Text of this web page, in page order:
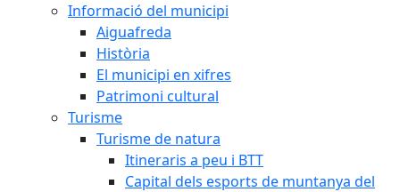
Informació del municipi
Aiguafreda
Història
El municipi en xifres
Patrimoni cultural
Turisme
Turisme de natura
Itineraris a peu i BTT
Capital dels esports de muntanya del